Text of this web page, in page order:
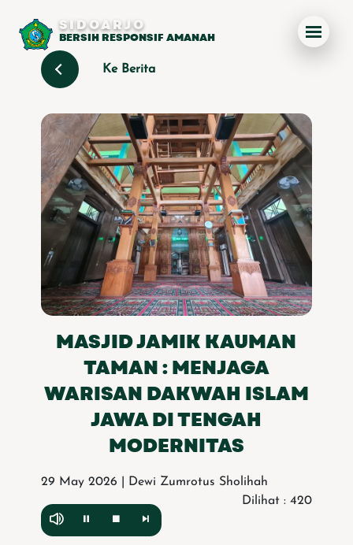
SIDOARJO
BERSIH RESPONSIF AMANAH
Ke Berita
MASJID JAMIK KAUMAN
TAMAN : MENJAGA
WARISAN DAKWAH ISLAM
JAWA DI TENGAH
MODERNITAS
29 May 2026 | Dewi Zumrotus Sholihah
Dilihat : 420